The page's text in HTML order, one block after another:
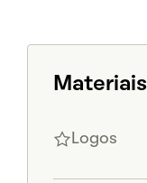
Logos